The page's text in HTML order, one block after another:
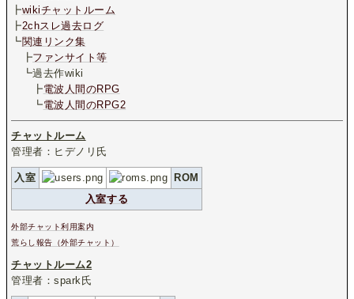
┣wikiチャットルーム
┣2chスレ過去ログ
┗関連リンク集
┣ファンサイト等
┗過去作wiki
┣電波人間のRPG
┗電波人間のRPG2
チャットルーム
管理者：ヒデノリ氏
入室
ROM
入室する
外部チャット利用案内
荒らし報告（外部チャット）
チャットルーム2
管理者：spark氏